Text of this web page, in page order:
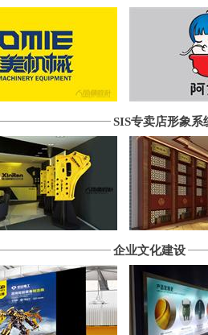
SIS专卖店形象系
企业文化建设